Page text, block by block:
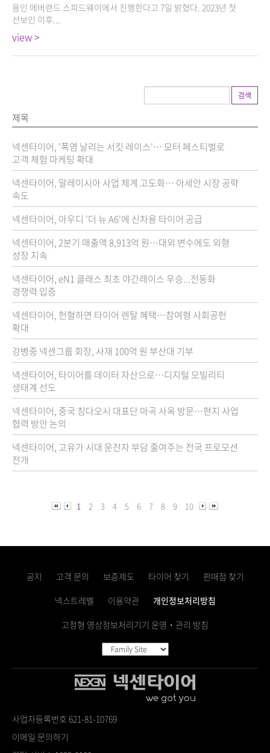
용인 에버랜드 스피드웨이에서 진행한다고 7일 밝혔다. 2023년 첫
선보인 이후...
view >
검색
제목
넥센타이어, '폭염 날리는 서킷 레이스'… 모터 페스티벌로
고객 체험 마케팅 확대
넥센타이어, 말레이시아 사업 체계 고도화… 아세안 시장 공략
속도
넥센타이어, 아우디 '더 뉴 A6'에 신차용 타이어 공급
넥센타이어, 2분기 매출액 8,913억 원…대외 변수에도 외형
성장 지속
넥센타이어, eN1 클래스 최초 야간레이스 우승...전동화
경쟁력 입증
넥센타이어, 헌혈하면 타이어 렌탈 혜택…참여형 사회공헌
확대
강병중 넥센그룹 회장, 사재 100억 원 부산대 기부
넥센타이어, 타이어를 데이터 자산으로…디지털 모빌리티
생태계 선도
넥센타이어, 중국 칭다오시 대표단 마곡 사옥 방문…현지 사업
협력 방안 논의
넥센타이어, 고유가 시대 운전자 부담 줄여주는 전국 프로모션
전개
1 2 3 4 5 6 7 8 9 10
공지 고객 문의 보증제도 타이어 찾기
판매점 찾기
넥스트레벨
이용약관
개인정보처리방침
고정형 영상정보처리기기 운영・관리 방침
사업자등록번호 621-81-10769
이메일 문의하기